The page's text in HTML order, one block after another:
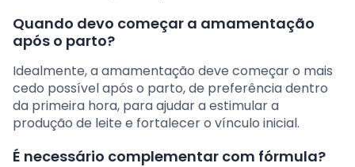
Quando devo começar a amamentação
após o parto?
Idealmente, a amamentação deve começar o mais
cedo possível após o parto, de preferência dentro
da primeira hora, para ajudar a estimular a
produção de leite e fortalecer o vínculo inicial.
É necessário complementar com fórmula?